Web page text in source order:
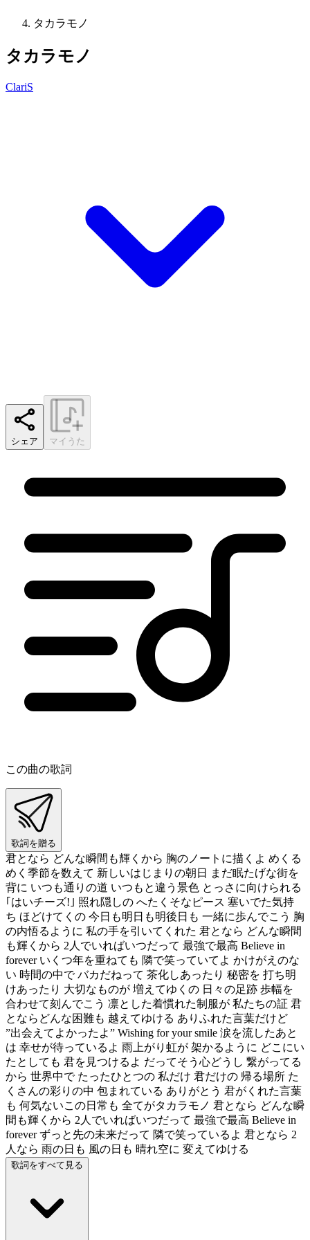
タカラモノ
タカラモノ
ClariS
シェア マイうた
この曲の歌詞
歌詞を贈る
君となら どんな瞬間も輝くから 胸のノートに描くよ めくる
めく季節を数えて 新しいはじまりの朝日 まだ眠たげな街を
背に いつも通りの道 いつもと違う景色 とっさに向けられる
｢はいチーズ!｣ 照れ隠しの へたくそなピース 塞いでた気持
ち ほどけてくの 今日も明日も明後日も 一緒に歩んでこう 胸
の内悟るように 私の手を引いてくれた 君となら どんな瞬間
も輝くから 2人でいればいつだって 最強で最高 Believe in
forever いくつ年を重ねても 隣で笑っていてよ かけがえのな
い 時間の中で バカだねって 茶化しあったり 秘密を 打ち明
けあったり 大切なものが 増えてゆくの 日々の足跡 歩幅を
合わせて刻んでこう 凛とした着慣れた制服が 私たちの証 君
とならどんな困難も 越えてゆける ありふれた言葉だけど
”出会えてよかったよ” Wishing for your smile 涙を流したあと
は 幸せが待っているよ 雨上がり虹が 架かるように どこにい
たとしても 君を見つけるよ だってそう心どうし 繋がってる
から 世界中で たったひとつの 私だけ 君だけの 帰る場所 た
くさんの彩りの中 包まれている ありがとう 君がくれた言葉
も 何気ないこの日常も 全てがタカラモノ 君となら どんな瞬
間も輝くから 2人でいればいつだって 最強で最高 Believe in
forever ずっと先の未来だって 隣で笑っているよ 君となら 2
人なら 雨の日も 風の日も 晴れ空に 変えてゆける
歌詞をすべて見る